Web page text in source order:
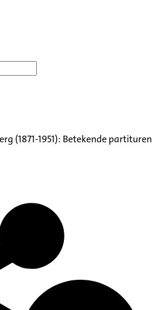
(1871-1951): Betekende partituren